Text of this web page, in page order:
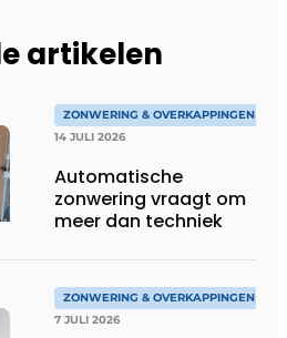
artikelen
ZONWERING & OVERKAPPINGEN
14 JULI 2026
Automatische
zonwering vraagt om
meer dan techniek
ZONWERING & OVERKAPPINGEN
7 JULI 2026